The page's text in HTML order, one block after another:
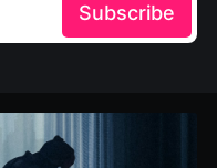
Subscribe